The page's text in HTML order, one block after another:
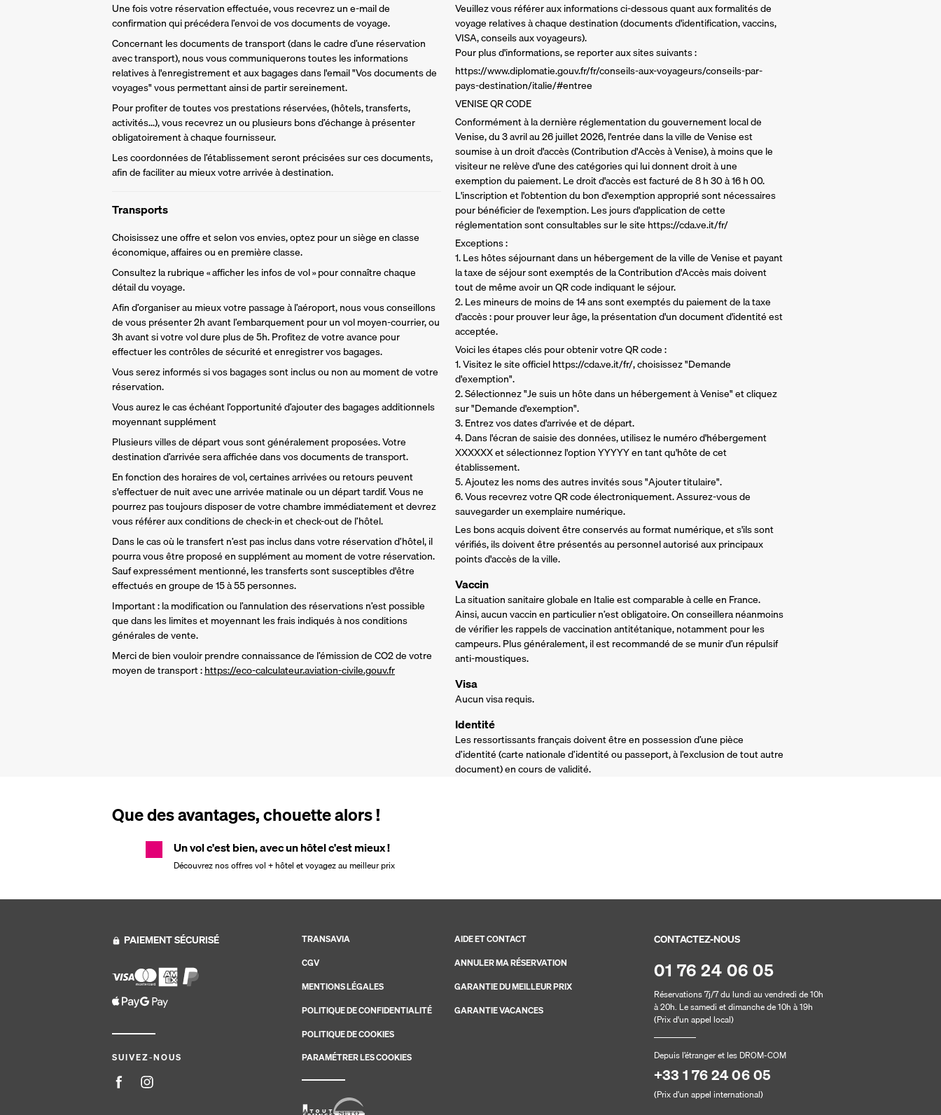
Une fois votre réservation effectuée, vous recevrez un e-mail de
confirmation qui précédera l’envoi de vos documents de voyage.
Concernant les documents de transport (dans le cadre d’une réservation
avec transport), nous vous communiquerons toutes les informations
relatives à l'enregistrement et aux bagages dans l'email "Vos documents de
voyages" vous permettant ainsi de partir sereinement.
Pour profiter de toutes vos prestations réservées, (hôtels, transferts,
activités...), vous recevrez un ou plusieurs bons d’échange à présenter
obligatoirement à chaque fournisseur.
Les coordonnées de l’établissement seront précisées sur ces documents,
afin de faciliter au mieux votre arrivée à destination.
Transports
Choisissez une offre et selon vos envies, optez pour un siège en classe
économique, affaires ou en première classe.
Consultez la rubrique « afficher les infos de vol » pour connaître chaque
détail du voyage.
Afin d’organiser au mieux votre passage à l’aéroport, nous vous conseillons
de vous présenter 2h avant l’embarquement pour un vol moyen-courrier, ou
3h avant si votre vol dure plus de 5h. Profitez de votre avance pour
effectuer les contrôles de sécurité et enregistrer vos bagages.
Vous serez informés si vos bagages sont inclus ou non au moment de votre
réservation.
Vous aurez le cas échéant l’opportunité d’ajouter des bagages additionnels
moyennant supplément
Plusieurs villes de départ vous sont généralement proposées. Votre
destination d’arrivée sera affichée dans vos documents de transport.
En fonction des horaires de vol, certaines arrivées ou retours peuvent
s'effectuer de nuit avec une arrivée matinale ou un départ tardif. Vous ne
pourrez pas toujours disposer de votre chambre immédiatement et devrez
vous référer aux conditions de check-in et check-out de l’hôtel.
Dans le cas où le transfert n’est pas inclus dans votre réservation d’hôtel, il
pourra vous être proposé en supplément au moment de votre réservation.
Sauf expressément mentionné, les transferts sont susceptibles d'être
effectués en groupe de 15 à 55 personnes.
Important : la modification ou l’annulation des réservations n’est possible
que dans les limites et moyennant les frais indiqués à nos conditions
générales de vente.
Merci de bien vouloir prendre connaissance de l’émission de CO2 de votre
moyen de transport : https://eco-calculateur.aviation-civile.gouv.fr
Veuillez vous référer aux informations ci-dessous quant aux formalités de
voyage relatives à chaque destination (documents d'identification, vaccins,
VISA, conseils aux voyageurs).
Pour plus d'informations, se reporter aux sites suivants :
https://www.diplomatie.gouv.fr/fr/conseils-aux-voyageurs/conseils-par-
pays-destination/italie/#entree
VENISE QR CODE
Conformément à la dernière réglementation du gouvernement local de
Venise, du 3 avril au 26 juillet 2026, l'entrée dans la ville de Venise est
soumise à un droit d'accès (Contribution d'Accès à Venise), à moins que le
visiteur ne relève d'une des catégories qui lui donnent droit à une
exemption du paiement. Le droit d'accès est facturé de 8 h 30 à 16 h 00.
L'inscription et l'obtention du bon d'exemption approprié sont nécessaires
pour bénéficier de l'exemption. Les jours d'application de cette
réglementation sont consultables sur le site https://cda.ve.it/fr/
Exceptions :
1. Les hôtes séjournant dans un hébergement de la ville de Venise et payant
la taxe de séjour sont exemptés de la Contribution d'Accès mais doivent
tout de même avoir un QR code indiquant le séjour.
2. Les mineurs de moins de 14 ans sont exemptés du paiement de la taxe
d'accès : pour prouver leur âge, la présentation d'un document d'identité est
acceptée.
Voici les étapes clés pour obtenir votre QR code :
1. Visitez le site officiel https://cda.ve.it/fr/, choisissez "Demande
d'exemption".
2. Sélectionnez "Je suis un hôte dans un hébergement à Venise" et cliquez
sur "Demande d'exemption".
3. Entrez vos dates d'arrivée et de départ.
4. Dans l'écran de saisie des données, utilisez le numéro d'hébergement
XXXXXX et sélectionnez l'option YYYYY en tant qu'hôte de cet
établissement.
5. Ajoutez les noms des autres invités sous "Ajouter titulaire".
6. Vous recevrez votre QR code électroniquement. Assurez-vous de
sauvegarder un exemplaire numérique.
Les bons acquis doivent être conservés au format numérique, et s'ils sont
vérifiés, ils doivent être présentés au personnel autorisé aux principaux
points d'accès de la ville.
Vaccin
La situation sanitaire globale en Italie est comparable à celle en France.
Ainsi, aucun vaccin en particulier n’est obligatoire. On conseillera néanmoins
de vérifier les rappels de vaccination antitétanique, notamment pour les
campeurs. Plus généralement, il est recommandé de se munir d’un répulsif
anti-moustiques.
Visa
Aucun visa requis.
Identité
Les ressortissants français doivent être en possession d’une pièce
d’identité (carte nationale d’identité ou passeport, à l’exclusion de tout autre
document) en cours de validité.
Que des avantages, chouette alors !
Un vol c'est bien, avec un hôtel c'est mieux !
Découvrez nos offres vol + hôtel et voyagez au meilleur prix
PAIEMENT SÉCURISÉ
SUIVEZ-NOUS
CONTACTEZ-NOUS
01 76 24 06 05
Réservations 7j/7 du lundi au vendredi de 10h
à 20h. Le samedi et dimanche de 10h à 19h
(Prix d'un appel local)
Depuis l’étranger et les DROM-COM
+33 1 76 24 06 05
(Prix d’un appel international)
TRANSAVIA
CGV
MENTIONS LÉGALES
POLITIQUE DE CONFIDENTIALITÉ
POLITIQUE DE COOKIES
PARAMÉTRER LES COOKIES
AIDE ET CONTACT
ANNULER MA RÉSERVATION
GARANTIE DU MEILLEUR PRIX
GARANTIE VACANCES